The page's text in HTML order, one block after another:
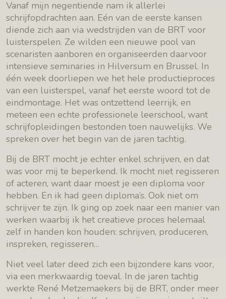
Vanaf mijn negentiende nam ik allerlei
schrijfopdrachten aan. Eén van de eerste kansen
diende zich aan via wedstrijden van de BRT voor
luisterspelen. Ze wilden een nieuwe pool van
scenaristen aanboren en organiseerden daarvoor
intensieve seminaries in Hilversum en Brussel. In
één week doorliepen we het hele productieproces
van een luisterspel, vanaf het eerste woord tot de
eindmontage. Het was ontzettend leerrijk, en
meteen een echte professionele leerschool, want
schrijfopleidingen bestonden toen nauwelijks. We
spreken over het begin van de jaren tachtig.
Bij de BRT mocht je echter enkel schrijven, en dat
was voor mij te beperkend. Ik mocht niet regisseren
of acteren, want daar moest je een diploma voor
hebben. En ik had geen diploma’s. Ook niet om
schrijver te zijn. Ik ging op zoek naar een manier van
werken waarbij ik het creatieve proces helemaal
zelf in handen kon houden: schrijven, produceren,
inspreken, regisseren…
Niet veel later deed zich een bijzondere kans voor,
via een merkwaardig toeval. In de jaren tachtig
werkte René Metzemaekers bij de BRT, onder meer